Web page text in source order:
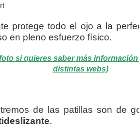
protege todo el ojo a la
en pleno esfuerzo físico.
si quieres saber más
distintas webs)
de las patillas son de
.